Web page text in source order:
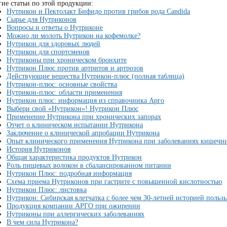
статьи по этой продукции:
Нутрикон и Пектолакт Бифидо против грибов рода Candida
Сырье для Нутриконов
Вопросы и ответы о Нутриконе
Можно ли молоть Нутрикон на кофемолке?
Нутрикон для здоровых людей
Нутрикон для спортсменов
Нутриконы при хроническом бронхите
Нутрикон Плюс против артритов и артрозов
Действующие вещества Нутрикон-плюс (полная таблица)
Нутрикон-плюс: основные свойства
Нутрикон-плюс: области применения
Нутрикон плюс: информация из справочника Арго
Выбери свой «Нутрикон»! Нутрикон Плюс
Применение Нутрикона при хронических запорах
Отчет о клиническом испытании Нутрикона
Заключение о клинической апробации Нутрикона
Опыт клинического применения Нутрикона при заболеваниях
История Нутриконов
Общая характеристика продуктов Нутрикон
Роль пищевых волокон в сбалансированном питании
Нутрикон Плюс: подробная информация
Схема приема Нутриконов при гастрите с повышенной кислотностью
Нутрикон Плюс: листовка
Нутрикон: Сибирская клетчатка с более чем 30-летней историей
Продукция компании АРГО при ожирении
Нутриконы при аллергических заболеваниях
В чем сила Нутрикона?